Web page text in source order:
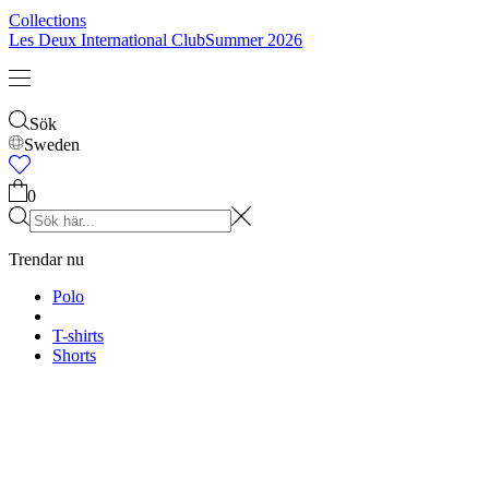
Collections
Les Deux International ClubSummer 2026
Sök
Sweden
0
Trendar nu
Polo
T-shirts
Shorts